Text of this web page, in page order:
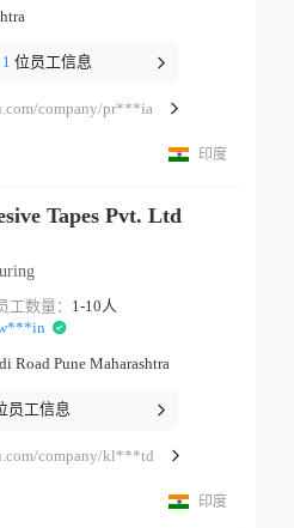
1 位员工信息
company/pr***ia
印度
Tapes Pvt. Ltd
工数量： 1-10人
Road Pune Maharashtra
员工信息
company/kl***td
印度